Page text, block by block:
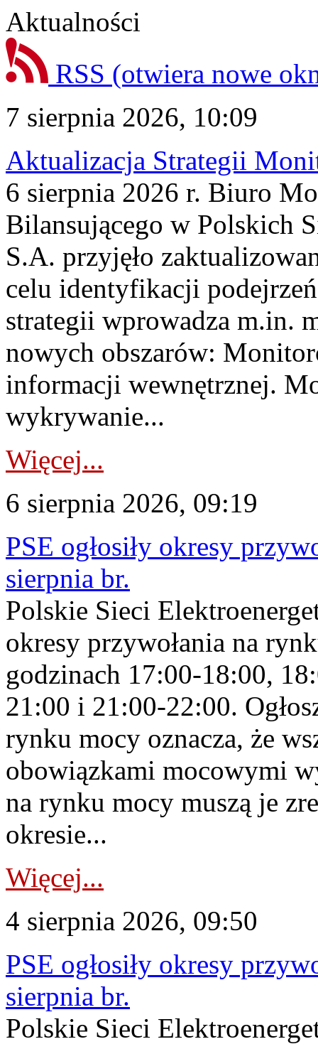
Aktualności
RSS (otwiera nowe
7 sierpnia 2026, 10:09
Aktualizacja Strategii
6 sierpnia 2026 r. Biuro
Bilansującego w Polskich
S.A. przyjęło
celu identyfikacji
strategii wprowadza m.in.
nowych obszarów:
informacji wewnętrznej.
wykrywanie...
Więcej...
6 sierpnia 2026, 09:19
PSE ogłosiły okresy
sierpnia br.
Polskie Sieci
okresy przywołania na
godzinach 17:00-18:00,
21:00 i 21:00-22:00.
rynku mocy oznacza, że
obowiązkami mocowymi
na rynku mocy muszą je
okresie...
Więcej...
4 sierpnia 2026, 09:50
PSE ogłosiły okresy
sierpnia br.
Polskie Sieci